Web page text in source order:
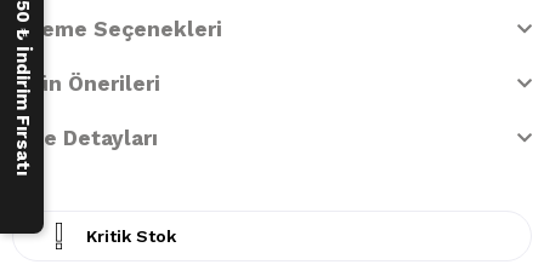
Ödeme Seçenekleri
Ürün Önerileri
İade Detayları
Kritik Stok
250 ₺ İndirim Fırsatı